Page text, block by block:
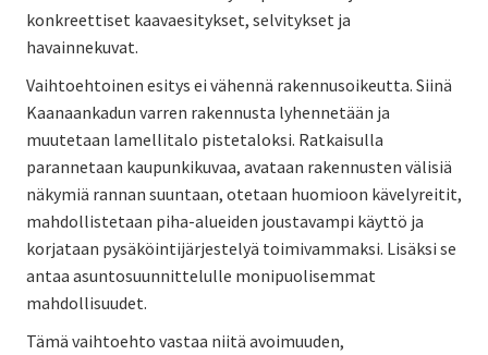
konkreettiset kaavaesitykset, selvitykset ja
havainnekuvat.
Vaihtoehtoinen esitys ei vähennä rakennusoikeutta. Siinä
Kaanaankadun varren rakennusta lyhennetään ja
muutetaan lamellitalo pistetaloksi. Ratkaisulla
parannetaan kaupunkikuvaa, avataan rakennusten välisiä
näkymiä rannan suuntaan, otetaan huomioon kävelyreitit,
mahdollistetaan piha-alueiden joustavampi käyttö ja
korjataan pysäköintijärjestelyä toimivammaksi. Lisäksi se
antaa asuntosuunnittelulle monipuolisemmat
mahdollisuudet.
Tämä vaihtoehto vastaa niitä avoimuuden,